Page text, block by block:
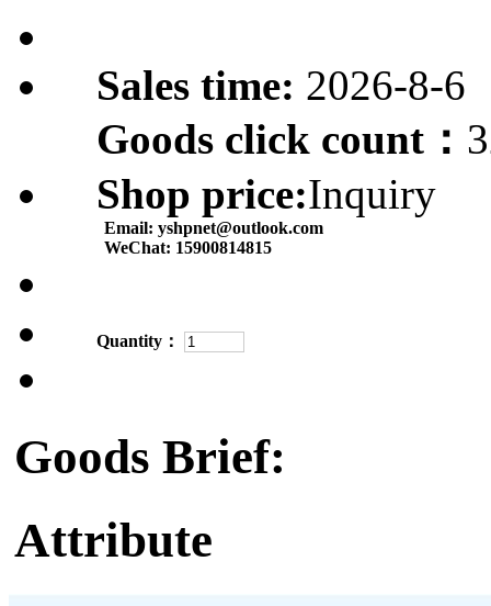
Sales time: 2026-8-6
Goods click count：
Shop price:Inquiry
Email: yshpnet@outlook.com
WeChat: 15900814815
Quantity：
Goods Brief:
Attribute